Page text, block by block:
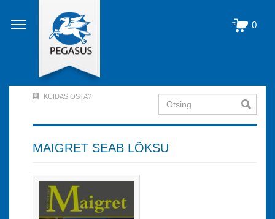
edasi
põhisisu
0
Account
Menu
out)
KUIDAS OSTA? Otsing
MAIGRET SEAB LÕKSU